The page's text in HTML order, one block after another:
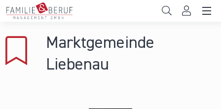
Direkt zum Inhalt
Gemeinden
Marktgemeinde
Liebenau